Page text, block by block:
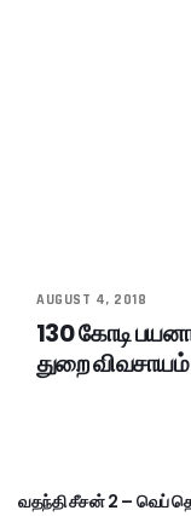
AUGUST 4, 2018
130 கோடி
துறை
வதந்தி சீசன் 2 – வெப்